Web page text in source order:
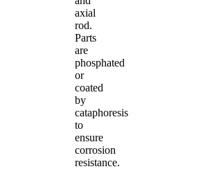
axial
rod.
Parts
are
phosphated
or
coated
by
cataphoresis
to
ensure
corrosion
resistance.